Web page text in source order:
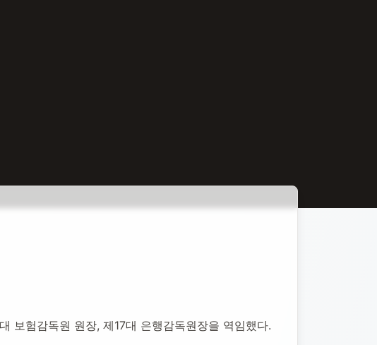
보험감독원 원장, 제17대 은행감독원장을 역임했다.